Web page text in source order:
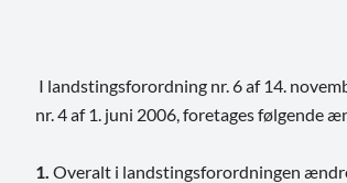
I landstingsforordning nr. 6 af 14.
nr. 4 af 1. juni 2006, foretages følgende
1. Overalt i landstingsforordningen